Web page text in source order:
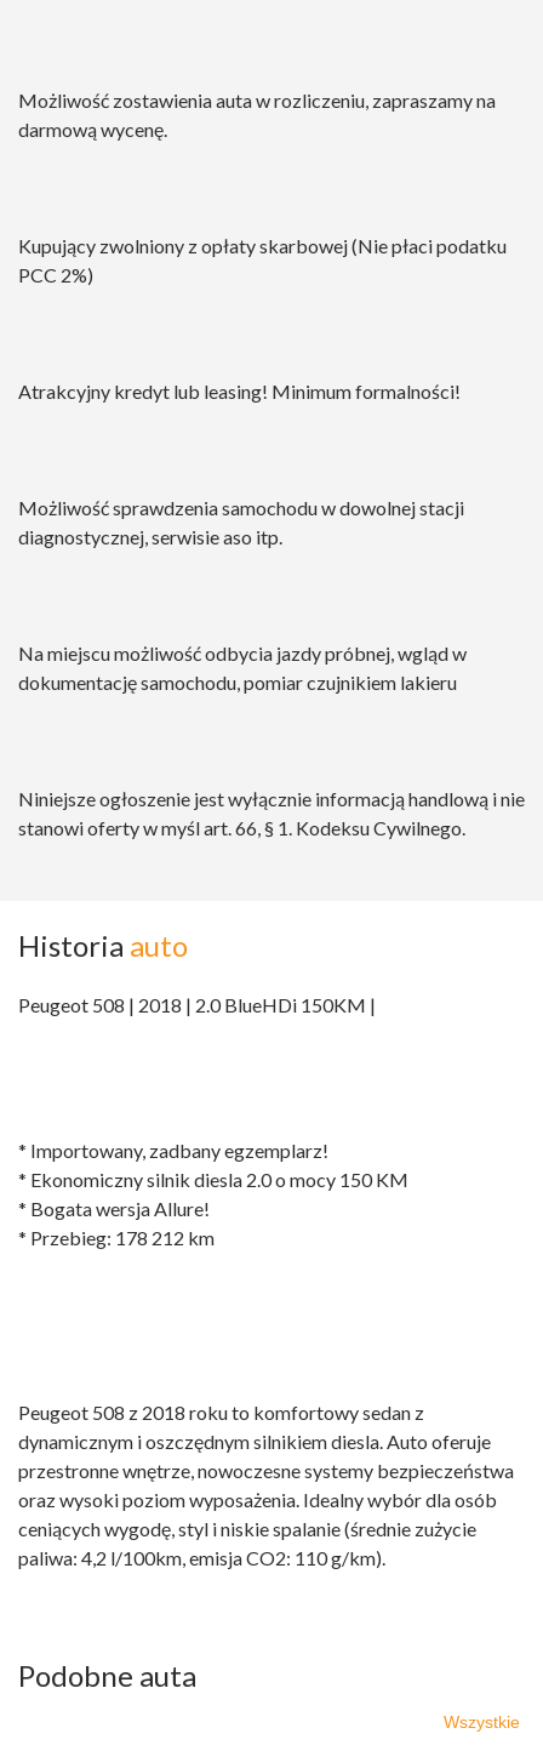
Możliwość zostawienia auta w rozliczeniu, zapraszamy na
darmową wycenę.
Kupujący zwolniony z opłaty skarbowej (Nie płaci podatku
PCC 2%)
Atrakcyjny kredyt lub leasing! Minimum formalności!
Możliwość sprawdzenia samochodu w dowolnej stacji
diagnostycznej, serwisie aso itp.
Na miejscu możliwość odbycia jazdy próbnej, wgląd w
dokumentację samochodu, pomiar czujnikiem lakieru
Niniejsze ogłoszenie jest wyłącznie informacją handlową i nie
stanowi oferty w myśl art. 66, § 1. Kodeksu Cywilnego.
Historia auto
Peugeot 508 | 2018 | 2.0 BlueHDi 150KM |
* Importowany, zadbany egzemplarz!
* Ekonomiczny silnik diesla 2.0 o mocy 150 KM
* Bogata wersja Allure!
* Przebieg: 178 212 km
Peugeot 508 z 2018 roku to komfortowy sedan z
dynamicznym i oszczędnym silnikiem diesla. Auto oferuje
przestronne wnętrze, nowoczesne systemy bezpieczeństwa
oraz wysoki poziom wyposażenia. Idealny wybór dla osób
ceniących wygodę, styl i niskie spalanie (średnie zużycie
paliwa: 4,2 l/100km, emisja CO2: 110 g/km).
Podobne auta
Wszystkie